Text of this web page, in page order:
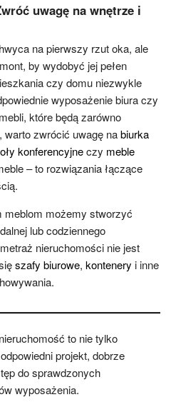
uwagę na wnętrze i
na pierwszy rzut oka, ale
by wydobyć jej pełen
czy domu niezwykle
wyposażenie biura czy
które będą zarówno
warto zwrócić uwagę nabiurka
konferencyjneczy meble
– to rozwiązania łączące
meblom możemy stworzyć
lub codziennego
nieruchomości nie jest
szafy biurowe, kontenery i inne
to nie tylko
projekt, dobrze
do sprawdzonych
wyposażenia.